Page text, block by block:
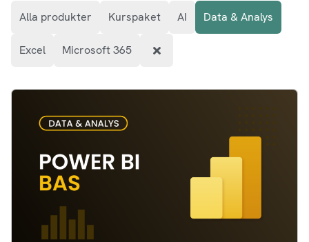
Alla produkter Kurspaket AI Data & Analys
Excel Microsoft 365